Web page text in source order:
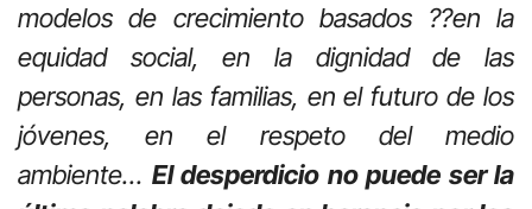
modelos de crecimiento basados ??en la
equidad social, en la dignidad de las
personas, en las familias, en el futuro de los
jóvenes, en el respeto del medio
ambiente… El desperdicio no puede ser la